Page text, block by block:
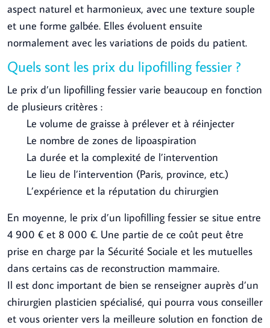
aspect naturel et harmonieux, avec une texture souple
et une forme galbée. Elles évoluent ensuite
normalement avec les variations de poids du patient.
Quels sont les prix du lipofilling fessier ?
Le prix d’un lipofilling fessier varie beaucoup en fonction
de plusieurs critères :
Le volume de graisse à prélever et à réinjecter
Le nombre de zones de lipoaspiration
La durée et la complexité de l’intervention
Le lieu de l’intervention (Paris, province, etc.)
L’expérience et la réputation du chirurgien
En moyenne, le prix d’un lipofilling fessier se situe entre
4 900 € et 8 000 €. Une partie de ce coût peut être
prise en charge par la Sécurité Sociale et les mutuelles
dans certains cas de reconstruction mammaire.
Il est donc important de bien se renseigner auprès d’un
chirurgien plasticien spécialisé, qui pourra vous conseiller
et vous orienter vers la meilleure solution en fonction de